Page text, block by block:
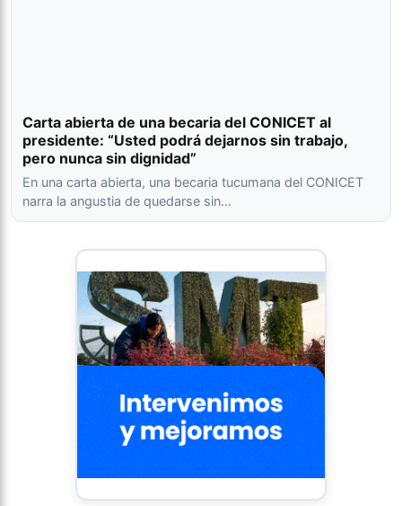
Carta abierta de una becaria del CONICET al
presidente: “Usted podrá dejarnos sin trabajo,
pero nunca sin dignidad”
En una carta abierta, una becaria tucumana del CONICET
narra la angustia de quedarse sin…